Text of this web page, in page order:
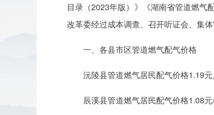
目录（2023年版）》《湖南省管道燃气
改革委经过成本调查、召开听证会、集
一、各县市区管道燃气配气价格
沅陵县管道燃气居民配气价格1.19
辰溪县管道燃气居民配气价格1.08